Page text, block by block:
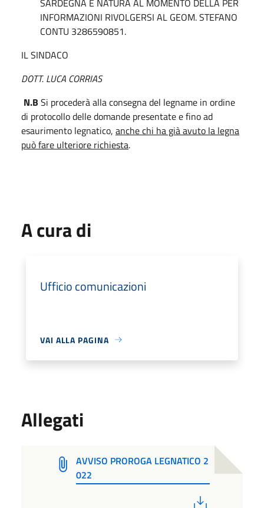
INFORMAZIONI RIVOLGERSI AL GEOM. STEFANO
CONTU 3286590851.
IL SINDACO
DOTT. LUCA CORRIAS
N.B Si procederà alla consegna del legname in ordine
di protocollo delle domande presentate e fino ad
esaurimento legnatico, anche chi ha già avuto la legna
può fare ulteriore richiesta.
A cura di
Ufficio comunicazioni
VAI ALLA PAGINA
Allegati
AVVISO PROROGA LEGNATICO 2
022